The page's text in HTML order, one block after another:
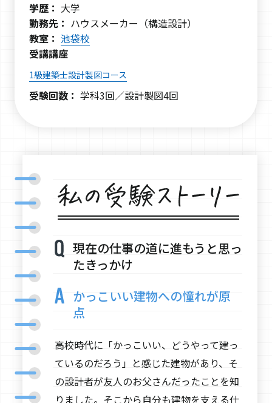
学歴： 大学
勤務先： ハウスメーカー（構造設計）
教室： 池袋校
受講講座
1級建築士設計製図コース
受験回数： 学科3回／設計製図4回
現在の仕事の道に進もうと思っ
たきっかけ
かっこいい建物への憧れが原
点
高校時代に「かっこいい、どうやって建っ
ているのだろう」と感じた建物があり、そ
の設計者が友人のお父さんだったことを知
りました。そこから自分も建物を支える仕